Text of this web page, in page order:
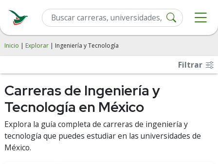
Inicio | Explorar | Ingeniería y Tecnología
Filtrar
Carreras de Ingeniería y
Tecnología en México
Explora la guía completa de carreras de ingeniería y
tecnología que puedes estudiar en las universidades de
México.